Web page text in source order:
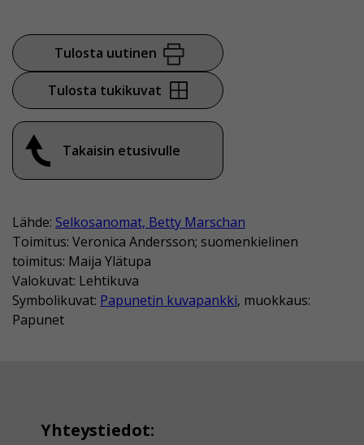
Tulosta uutinen
Tulosta tukikuvat
Takaisin etusivulle
Lähde: Selkosanomat, Betty Marschan
Toimitus: Veronica Andersson; suomenkielinen
toimitus: Maija Ylätupa
Valokuvat: Lehtikuva
Symbolikuvat: Papunetin kuvapankki, muokkaus:
Papunet
Yhteystiedot: